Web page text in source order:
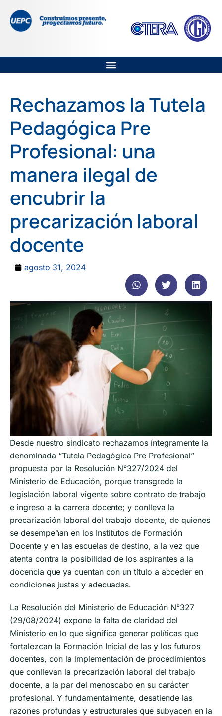
Rechazamos la Tutela
Pedagógica Pre
Profesional: una
manera ilegal de
encubrir la
precarización laboral
docente
agosto 31, 2024
Desde nuestro sindicato rechazamos íntegramente la
denominada “Tutela Pedagógica Pre Profesional”
propuesta por la Resolución N°327/2024 del
Ministerio de Educación, porque transgrede la
legislación laboral vigente sobre contrato de trabajo
e ingreso a la carrera docente; y conlleva la
precarización laboral del trabajo docente, de quienes
se desempeñan en los Institutos de Formación
Docente y en las escuelas de destino, a la vez que
atenta contra la posibilidad de los aspirantes a la
docencia que ya cuentan con un título a acceder en
condiciones justas y adecuadas.
La Resolución del Ministerio de Educación N°327
(29/08/2024) expone la falta de claridad del
Ministerio en lo que significa generar políticas que
fortalezcan la Formación Inicial de las y los futuros
docentes, con la implementación de procedimientos
que conllevan la precarización laboral del trabajo
docente, a la par del menoscabo en su carácter
profesional. Y fundamentalmente, desatiende las
razones profundas y estructurales que subyacen en la